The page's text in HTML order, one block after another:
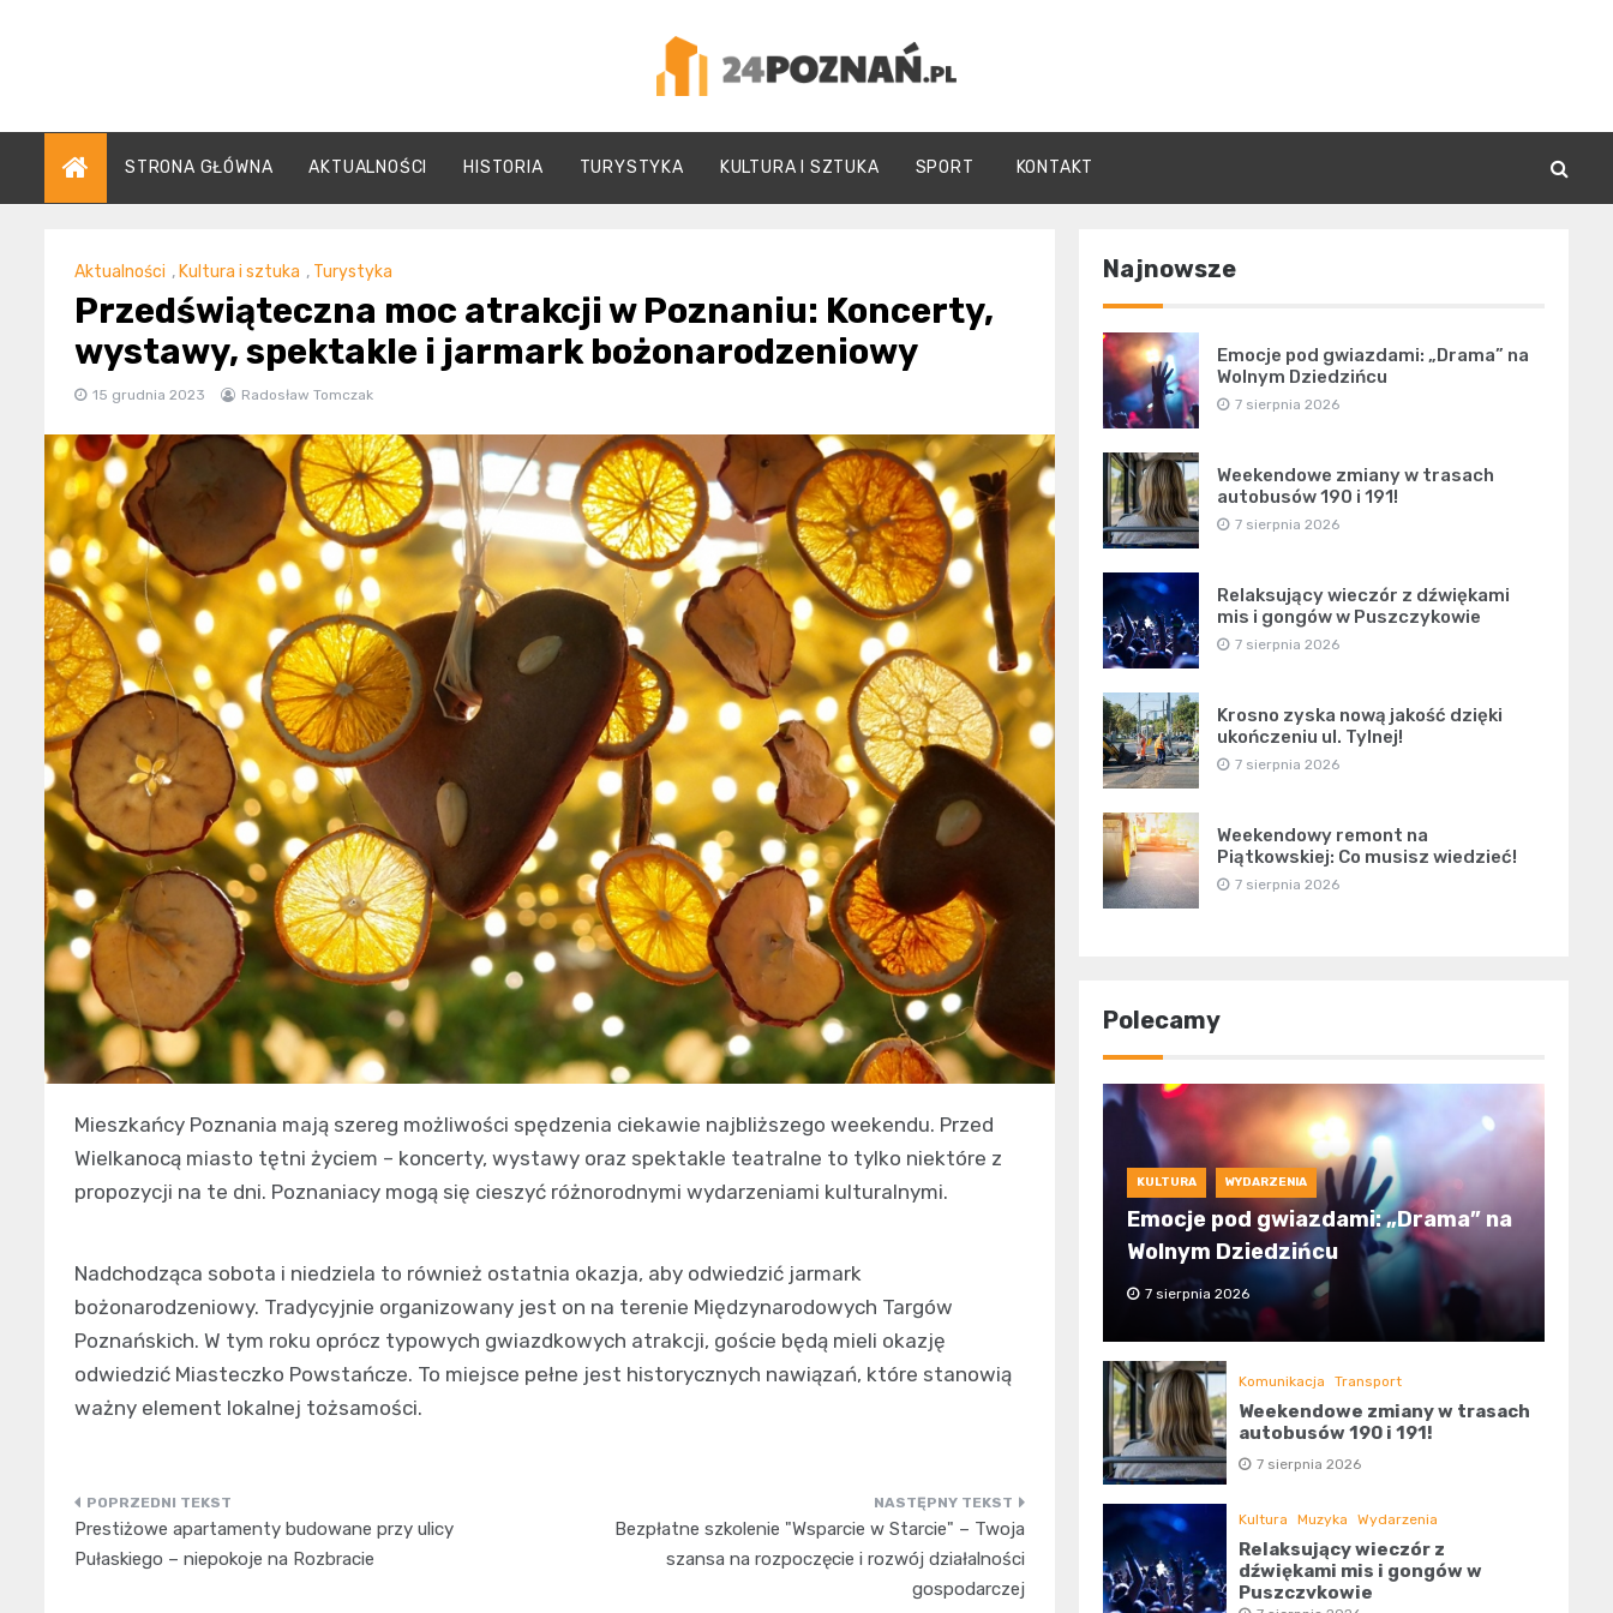
24Poznań.pl
STRONA GŁÓWNA AKTUALNOŚCI HISTORIA TURYSTYKA KULTURA I SZTUKA SPORT KONTAKT
Aktualności , Kultura i sztuka , Turystyka
Przedświąteczna moc atrakcji w Poznaniu: Koncerty,
wystawy, spektakle i jarmark bożonarodzeniowy
15 grudnia 2023 Radosław Tomczak
Mieszkańcy Poznania mają szereg możliwości spędzenia ciekawie najbliższego weekendu. Przed
Wielkanocą miasto tętni życiem – koncerty, wystawy oraz spektakle teatralne to tylko niektóre z
propozycji na te dni. Poznaniacy mogą się cieszyć różnorodnymi wydarzeniami kulturalnymi.
Nadchodząca sobota i niedziela to również ostatnia okazja, aby odwiedzić jarmark
bożonarodzeniowy. Tradycyjnie organizowany jest on na terenie Międzynarodowych Targów
Poznańskich. W tym roku oprócz typowych gwiazdkowych atrakcji, goście będą mieli okazję
odwiedzić Miasteczko Powstańcze. To miejsce pełne jest historycznych nawiązań, które stanowią
ważny element lokalnej tożsamości.
Nawigacja
wpisu
Prestiżowe apartamenty budowane przy ulicy
Pułaskiego – niepokoje na Rozbracie
Bezpłatne szkolenie "Wsparcie w Starcie" – Twoja
szansa na rozpoczęcie i rozwój działalności
gospodarczej
Najnowsze
Emocje pod gwiazdami: „Drama” na
Wolnym Dziedzińcu
7 sierpnia 2026
Weekendowe zmiany w trasach
autobusów 190 i 191!
7 sierpnia 2026
Relaksujący wieczór z dźwiękami
mis i gongów w Puszczykowie
7 sierpnia 2026
Krosno zyska nową jakość dzięki
ukończeniu ul. Tylnej!
7 sierpnia 2026
Weekendowy remont na
Piątkowskiej: Co musisz wiedzieć!
7 sierpnia 2026
Polecamy
KULTURA WYDARZENIA
Emocje pod gwiazdami: „Drama” na
Wolnym Dziedzińcu
7 sierpnia 2026
Komunikacja Transport
Weekendowe zmiany w trasach
autobusów 190 i 191!
7 sierpnia 2026
Kultura Muzyka Wydarzenia
Relaksujący wieczór z
dźwiękami mis i gongów w
Puszczykowie